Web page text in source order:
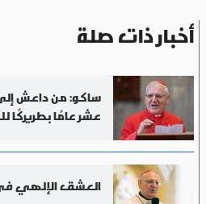
أخبار ذات صلة
ساكو: من داعش إلى
عشر عامًا بطريركًا
العشق الإلهي